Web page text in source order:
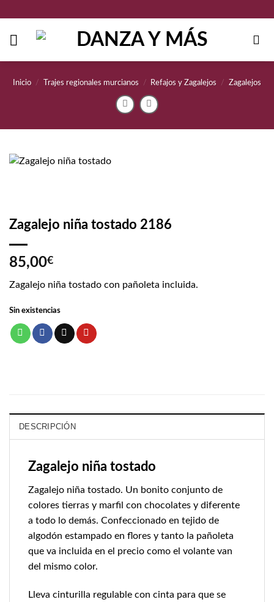
contenido
Inicio / Trajes regionales murcianos / Refajos y Zagalejos / Zagalejos
Zagalejo niña tostado 2186
85,00€
Zagalejo niña tostado con pañoleta incluida.
Sin existencias
DESCRIPCIÓN
Zagalejo niña tostado
Zagalejo niña tostado. Un bonito conjunto de
colores tierras y marfil con chocolates y diferente
a todo lo demás. Confeccionado en tejido de
algodón estampado en flores y tanto la pañoleta
que va incluida en el precio como el volante van
del mismo color.
Lleva cinturilla regulable con cinta para que se